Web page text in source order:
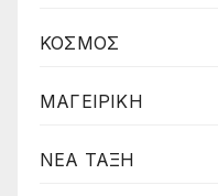
ΚΟΣΜΟΣ
ΜΑΓΕΙΡΙΚΗ
ΝΕΑ ΤΑΞΗ